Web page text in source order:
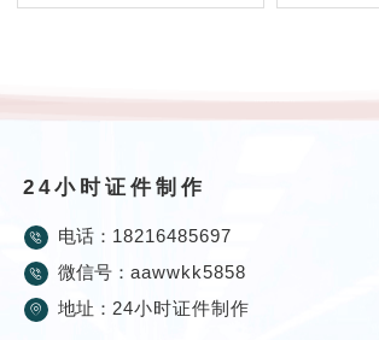
24小时证件制作
电话： 18216485697
微信号： aawwkk5858
地址： 24小时证件制作